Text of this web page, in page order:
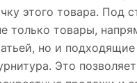
этого товара. Под
только товары,
но и подходящие
Это позволяет